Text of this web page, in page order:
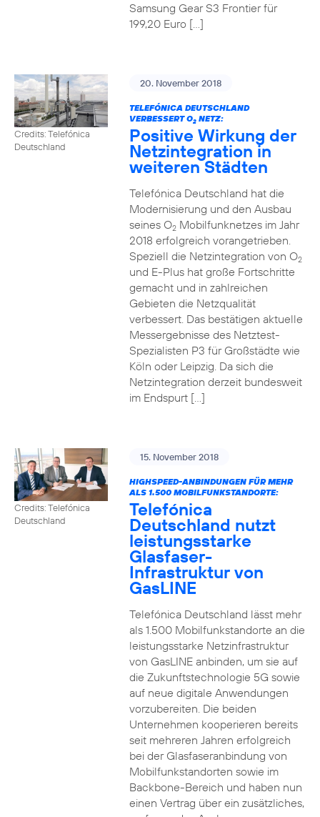
Samsung Gear S3 Frontier für
199,20 Euro […]
Credits: Telefónica
Deutschland
20. November 2018
TELEFÓNICA DEUTSCHLAND
VERBESSERT O2NETZ:
Positive Wirkung der
Netzintegration in
weiteren Städten
Telefónica Deutschland hat die
Modernisierung und den Ausbau
seines O2Mobilfunknetzes im Jahr
2018 erfolgreich vorangetrieben.
Speziell die Netzintegration von O2
und E-Plus hat große Fortschritte
gemacht und in zahlreichen
Gebieten die Netzqualität
verbessert. Das bestätigen aktuelle
Messergebnisse des Netztest-
Spezialisten P3 für Großstädte wie
Köln oder Leipzig. Da sich die
Netzintegration derzeit bundesweit
im Endspurt […]
Credits: Telefónica
Deutschland
15. November 2018
HIGHSPEED-ANBINDUNGEN FÜR MEHR
ALS 1.500 MOBILFUNKSTANDORTE:
Telefónica
Deutschland nutzt
leistungsstarke
Glasfaser-
Infrastruktur von
GasLINE
Telefónica Deutschland lässt mehr
als 1.500 Mobilfunkstandorte an die
leistungsstarke Netzinfrastruktur
von GasLINE anbinden, um sie auf
die Zukunftstechnologie 5G sowie
auf neue digitale Anwendungen
vorzubereiten. Die beiden
Unternehmen kooperieren bereits
seit mehreren Jahren erfolgreich
bei der Glasfaseranbindung von
Mobilfunkstandorten sowie im
Backbone-Bereich und haben nun
einen Vertrag über ein zusätzliches,